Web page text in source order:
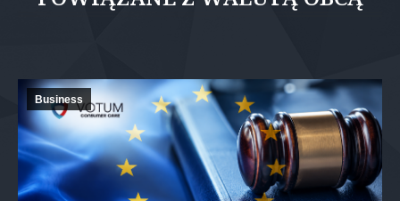
Business